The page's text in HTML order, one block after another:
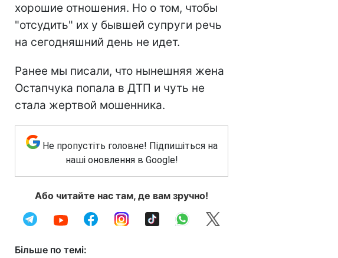
хорошие отношения. Но о том, чтобы
"отсудить" их у бывшей супруги речь
на сегодняшний день не идет.
Ранее мы писали, что нынешняя жена
Остапчука попала в ДТП и чуть не
стала жертвой мошенника.
Не пропустіть головне! Підпишіться на
наші оновлення в Google!
Або читайте нас там, де вам зручно!
Більше по темі: